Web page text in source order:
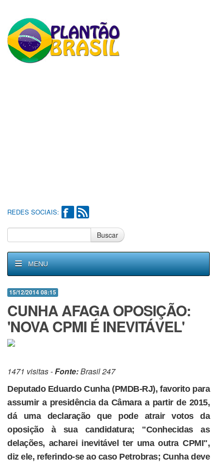
REDES SOCIAIS:
Buscar
MENU
15/12/2014 08:15
CUNHA AFAGA OPOSIÇÃO:
'NOVA CPMI É INEVITÁVEL'
1471 visitas -Fonte:Brasil 247
Deputado Eduardo Cunha (PMDB-RJ), favorito para
assumir a presidência da Câmara a partir de 2015,
dá uma declaração que pode atrair votos da
oposição à sua candidatura; "Conhecidas as
delações, acharei inevitável ter uma outra CPMI",
diz ele, referindo-se ao caso Petrobras; Cunha deve